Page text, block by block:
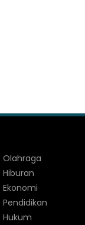
Olahraga
Hiburan
Ekonomi
Pendidikan
Hukum